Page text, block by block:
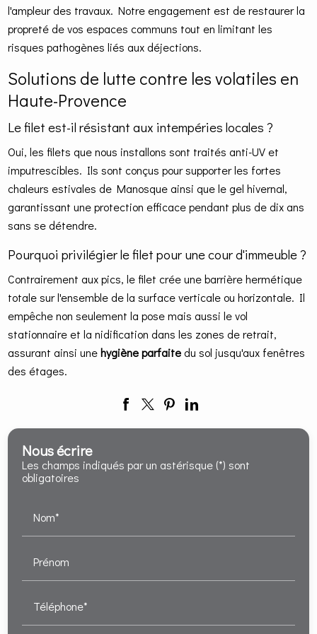
l'ampleur des travaux. Notre engagement est de restaurer la
propreté de vos espaces communs tout en limitant les
risques pathogènes liés aux déjections.
Solutions de lutte contre les volatiles en
Haute-Provence
Le filet est-il résistant aux intempéries locales ?
Oui, les filets que nous installons sont traités anti-UV et
imputrescibles. Ils sont conçus pour supporter les fortes
chaleurs estivales de Manosque ainsi que le gel hivernal,
garantissant une protection efficace pendant plus de dix ans
sans se détendre.
Pourquoi privilégier le filet pour une cour d'immeuble ?
Contrairement aux pics, le filet crée une barrière hermétique
totale sur l'ensemble de la surface verticale ou horizontale. Il
empêche non seulement la pose mais aussi le vol
stationnaire et la nidification dans les zones de retrait,
assurant ainsi unehygiène parfaite du sol jusqu'aux fenêtres
des étages.
Nous écrire
Les champs indiqués par un astérisque (*) sont
obligatoires
Nom*
Prénom
Téléphone*